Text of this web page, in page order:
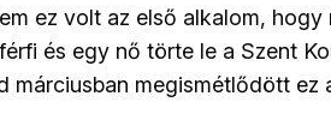
ez volt az első alkalom,
és egy nő törte le a Szent
márciusban megismétlődött ez